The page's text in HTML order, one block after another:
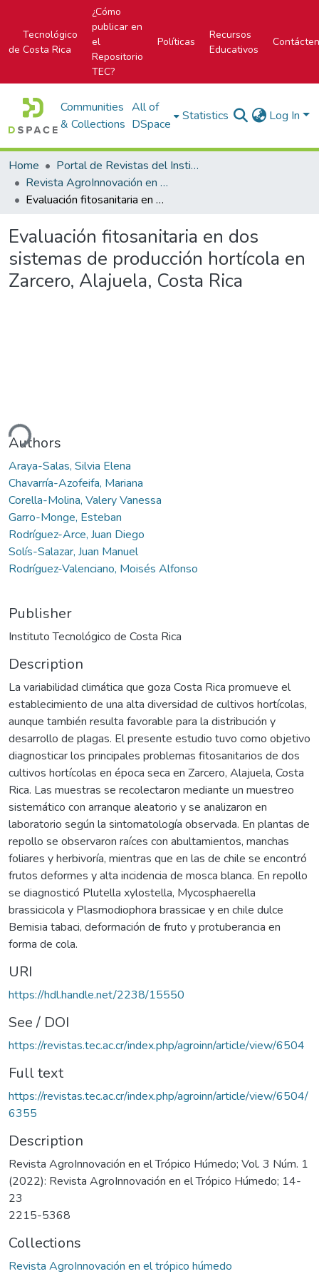
Tecnológico
de Costa Rica
¿Cómo
publicar en
el
Repositorio
TEC?
Políticas
Recursos
Educativos
Communities
& Collections
All of
DSpace
Statistics Log In
Home
Portal de Revistas del Instituto Tecnológico de Costa Rica
Revista AgroInnovación en el trópico húmedo
Evaluación fitosanitaria en dos sistemas de producción hortícola en Zarcero, Alajuela, Costa Rica
Evaluación fitosanitaria en dos
sistemas de producción hortícola en
Zarcero, Alajuela, Costa Rica
Authors
Araya-Salas, Silvia Elena
Chavarría-Azofeifa, Mariana
Corella-Molina, Valery Vanessa
Garro-Monge, Esteban
Rodríguez-Arce, Juan Diego
Solís-Salazar, Juan Manuel
Rodríguez-Valenciano, Moisés Alfonso
Publisher
Instituto Tecnológico de Costa Rica
Description
La variabilidad climática que goza Costa Rica promueve el
establecimiento de una alta diversidad de cultivos hortícolas,
aunque también resulta favorable para la distribución y
desarrollo de plagas. El presente estudio tuvo como objetivo
diagnosticar los principales problemas fitosanitarios de dos
cultivos hortícolas en época seca en Zarcero, Alajuela, Costa
Rica. Las muestras se recolectaron mediante un muestreo
sistemático con arranque aleatorio y se analizaron en
laboratorio según la sintomatología observada. En plantas de
repollo se observaron raíces con abultamientos, manchas
foliares y herbivoría, mientras que en las de chile se encontró
frutos deformes y alta incidencia de mosca blanca. En repollo
se diagnosticó Plutella xylostella, Mycosphaerella
brassicicola y Plasmodiophora brassicae y en chile dulce
Bemisia tabaci, deformación de fruto y protuberancia en
forma de cola.
URI
https://hdl.handle.net/2238/15550
See / DOI
https://revistas.tec.ac.cr/index.php/agroinn/article/view/6504
Full text
https://revistas.tec.ac.cr/index.php/agroinn/article/view/6504/
6355
Description
Revista AgroInnovación en el Trópico Húmedo; Vol. 3 Núm. 1
(2022): Revista AgroInnovación en el Trópico Húmedo; 14-
23
2215-5368
Collections
Revista AgroInnovación en el trópico húmedo